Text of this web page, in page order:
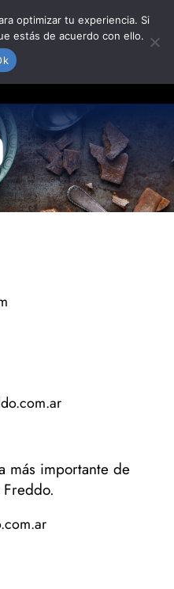
más importante de
optimizar tu experiencia. Si
estás de acuerdo con ello.